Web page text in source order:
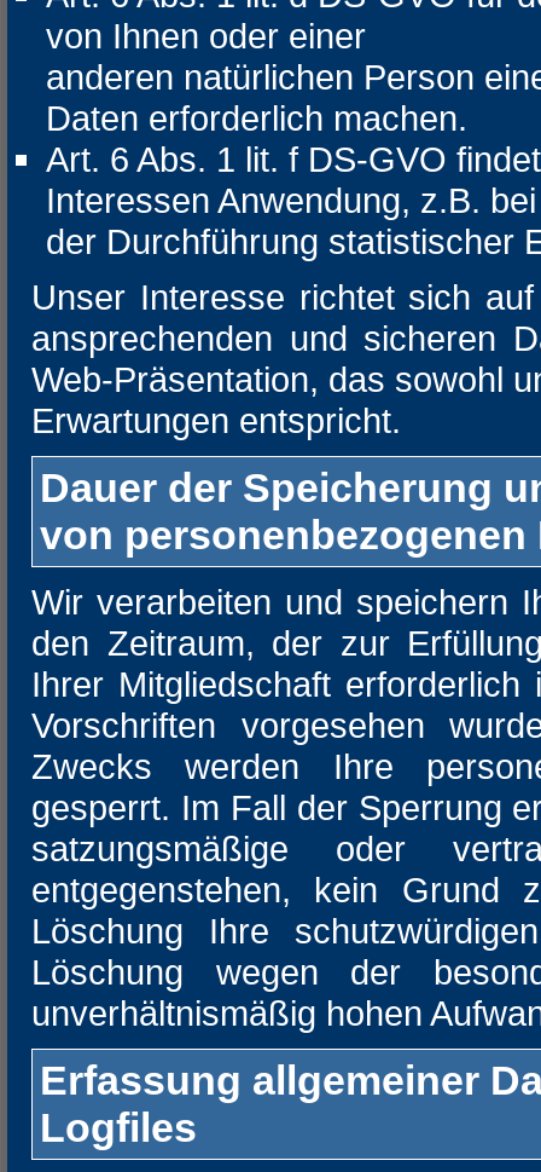
von Ihnen oder einer
anderen natürlichen Person
Daten erforderlich machen.
Art. 6 Abs. 1 lit. f DS-GVO
Interessen Anwendung, z.B. bei
der Durchführung statistischer
Unser Interesse richtet sich
ansprechenden und sicheren
Web-Präsentation, das sowohl
Erwartungen entspricht.
Dauer der Speicherung
von personenbezogenen
Wir verarbeiten und speichern
den Zeitraum, der zur
Ihrer Mitgliedschaft
Vorschriften vorgesehen
Zwecks werden Ihre
gesperrt. Im Fall der Sperrung
satzungsmäßige oder
entgegenstehen, kein Grund
Löschung Ihre
Löschung wegen der
unverhältnismäßig hohen
Erfassung allgemeiner
Logfiles